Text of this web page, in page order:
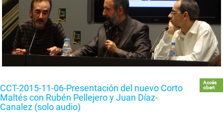
CCT-2015-11-06-Presentación del nuevo Corto
Maltés con Rubén Pellejero y Juan Díaz-
Canalez (solo audio)
Accés
obert